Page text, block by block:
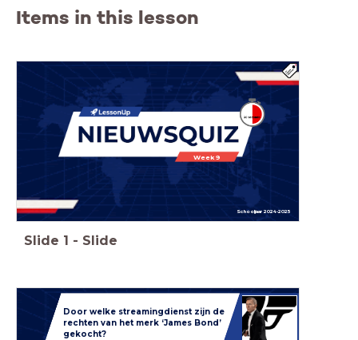
Items in this lesson
Week 9
Schooljaar 2024-2025
Slide 1 - Slide
Door welke streamingdienst zijn de
rechten van het merk ‘James Bond’
gekocht?